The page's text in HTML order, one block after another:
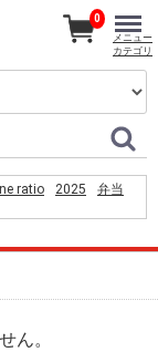
ratio 2025
弁当
0
メニュー
カテゴリ
ん。